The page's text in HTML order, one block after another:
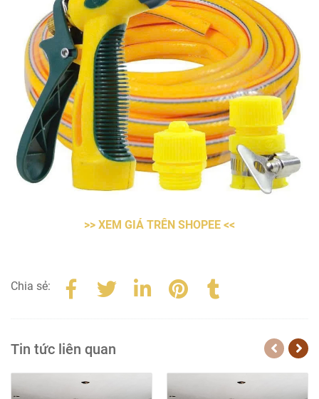
>> XEM GIÁ TRÊN SHOPEE <<
Chia sẻ:
Tin tức liên quan